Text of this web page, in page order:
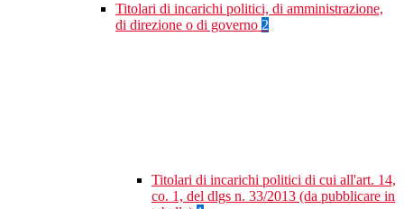
Titolari di incarichi politici, di amministrazione,
di direzione o di governo 2
Titolari di incarichi politici di cui all'art. 14,
co. 1, del dlgs n. 33/2013 (da pubblicare in